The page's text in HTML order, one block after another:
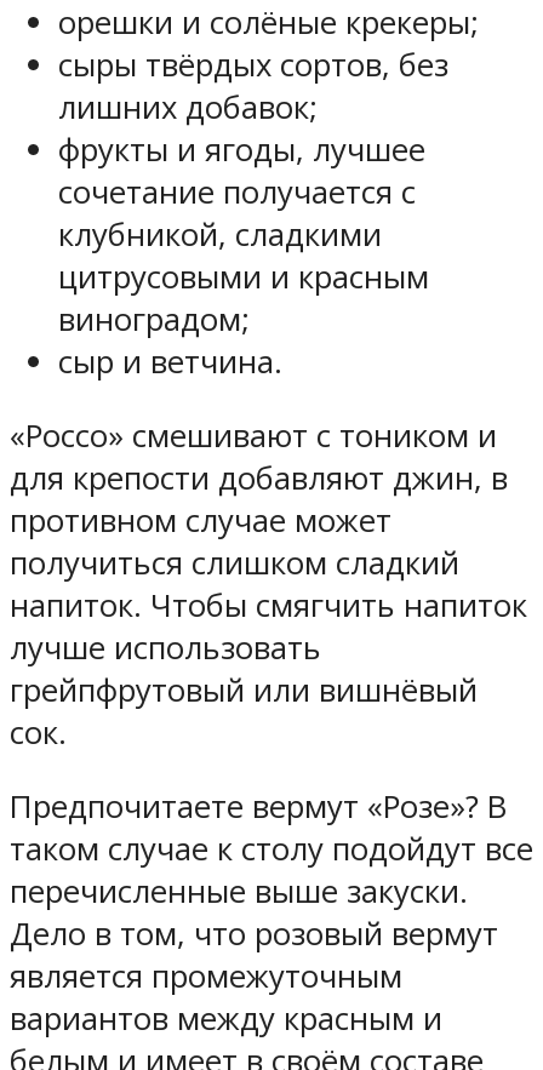
орешки и солёные крекеры;
сыры твёрдых сортов, без
лишних добавок;
фрукты и ягоды, лучшее
сочетание получается с
клубникой, сладкими
цитрусовыми и красным
виноградом;
сыр и ветчина.
«Россо» смешивают с тоником и
для крепости добавляют джин, в
противном случае может
получиться слишком сладкий
напиток. Чтобы смягчить напиток
лучше использовать
грейпфрутовый или вишнёвый
сок.
Предпочитаете вермут «Розе»? В
таком случае к столу подойдут все
перечисленные выше закуски.
Дело в том, что розовый вермут
является промежуточным
вариантов между красным и
белым и имеет в своём составе